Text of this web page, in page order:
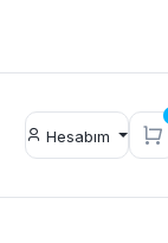
Hesabım